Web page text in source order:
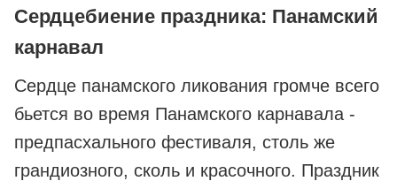
Сердцебиение праздника: Панамский
карнавал
Сердце панамского ликования громче всего
бьется во время Панамского карнавала -
предпасхального фестиваля, столь же
грандиозного, сколь и красочного. Праздник